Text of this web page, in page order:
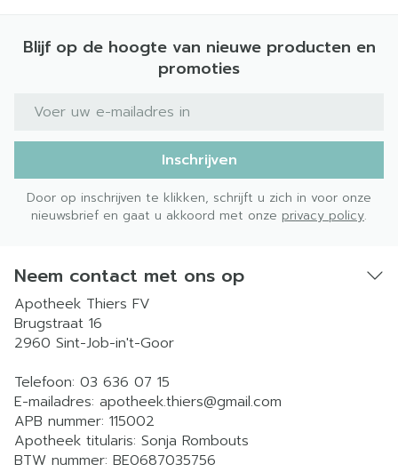
Blijf op de hoogte van nieuwe producten en
promoties
E-mail adres
Inschrijven
Door op inschrijven te klikken, schrijft u zich in voor onze
nieuwsbrief en gaat u akkoord met onze privacy policy.
Neem contact met ons op
Apotheek Thiers FV
Brugstraat 16
2960 Sint-Job-in't-Goor
Telefoon: 03 636 07 15
E-mailadres: apotheek.thiers@gmail.com
APB nummer: 115002
Apotheek titularis: Sonja Rombouts
BTW nummer: BE0687035756